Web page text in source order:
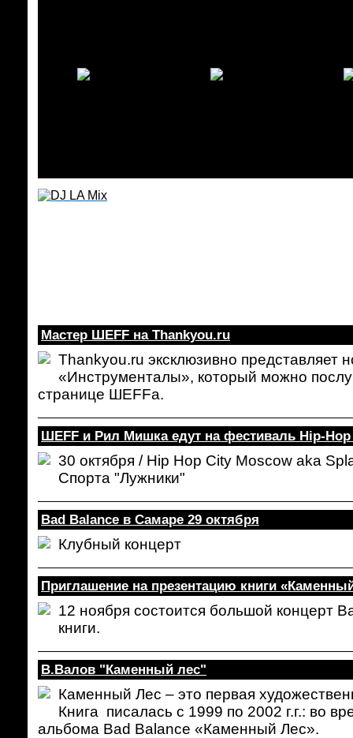
Мастер ШEFF на Thankyou.ru
Thankyou.ru эксклюзивно
«Инструменталы», который можно
странице ШEFFa.
ШЕFF и Рил Мишка едут на фестиваль Hip-
30 октября / Hip Hop City Moscow aka
Спорта "Лужники"
Bad Balance в Самаре 29 октября
Клубный концерт
Приглашение на презентацию книги
12 ноября состоится большой концерт
книги.
В.Валов "Каменный лес"
Каменный Лес – это первая
Книга писалась с 1999 по 2002 г.г.: во
альбома Bad Balance «Каменный Лес».